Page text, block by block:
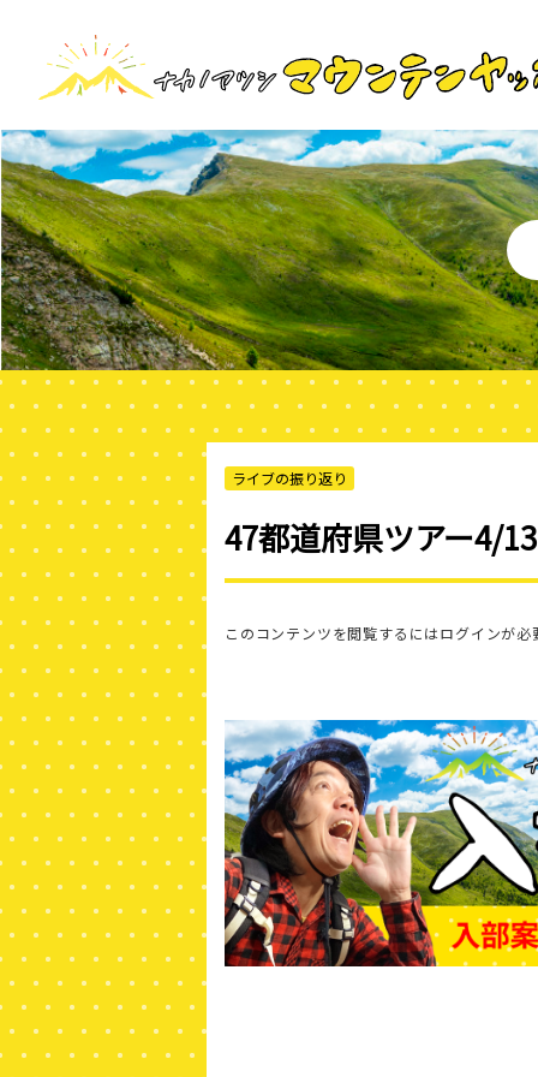
ライブの振り返り
47都道府県ツアー4/
このコンテンツを閲覧するにはログインが必